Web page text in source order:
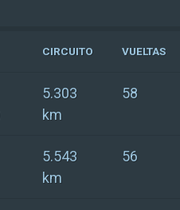
CIRCUITO VUELTAS
5.303
km
58
5.543
km
56